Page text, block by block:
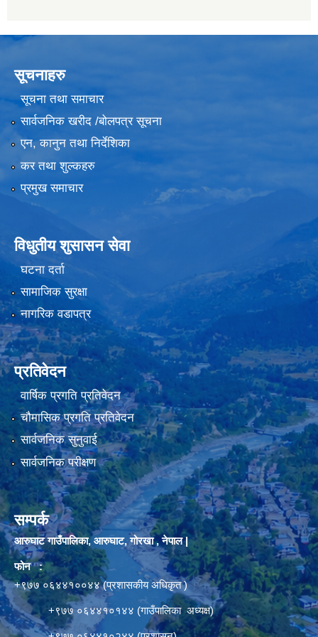
सूचनाहरु
सूचना तथा समाचार
सार्वजनिक खरीद /बोलपत्र सूचना
एन, कानुन तथा निर्देशिका
कर तथा शुल्कहरु
प्रमुख समाचार
विधुतीय शुसासन सेवा
घटना दर्ता
सामाजिक सुरक्षा
नागरिक वडापत्र
प्रतिवेदन
वार्षिक प्रगति प्रतिवेदन
चौमासिक प्रगति प्रतिवेदन
सार्वजनिक सुनुवाई
सार्वजनिक परीक्षण
सम्पर्क
आरुघाट गाउँपालिका, आरुघाट, गोरखा , नेपाल |
फोन :
+९७७ ०६४४१००४४ (प्रशासकीय अधिकृत )
+९७७ ०६४४१०१४४ (गाउँपालिका अध्यक्ष)